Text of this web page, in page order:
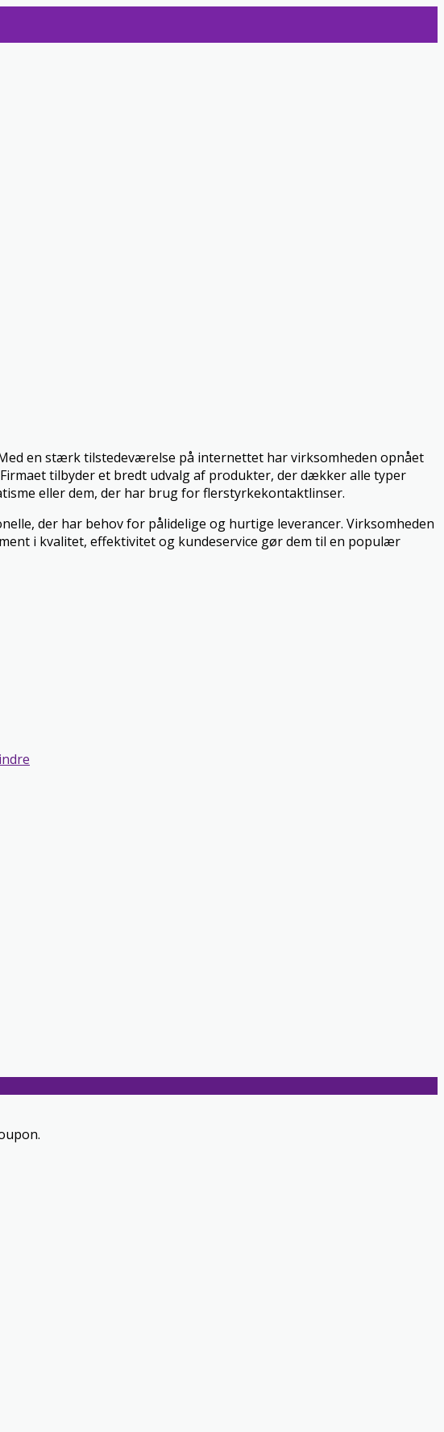
en stærk tilstedeværelse på internettet har virksomheden opnået
tilbyder et bredt udvalg af produkter, der dækker alle typer
eller dem, der har brug for flerstyrkekontaktlinser.
der har behov for pålidelige og hurtige leverancer. Virksomheden
i kvalitet, effektivitet og kundeservice gør dem til en populær